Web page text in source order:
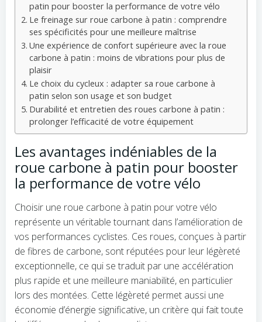
patin pour booster la performance de votre vélo
Le freinage sur roue carbone à patin : comprendre
ses spécificités pour une meilleure maîtrise
Une expérience de confort supérieure avec la roue
carbone à patin : moins de vibrations pour plus de
plaisir
Le choix du cycleux : adapter sa roue carbone à
patin selon son usage et son budget
Durabilité et entretien des roues carbone à patin :
prolonger l’efficacité de votre équipement
Les avantages indéniables de la
roue carbone à patin pour booster
la performance de votre vélo
Choisir une roue carbone à patin pour votre vélo
représente un véritable tournant dans l’amélioration de
vos performances cyclistes. Ces roues, conçues à partir
de fibres de carbone, sont réputées pour leur légèreté
exceptionnelle, ce qui se traduit par une accélération
plus rapide et une meilleure maniabilité, en particulier
lors des montées. Cette légèreté permet aussi une
économie d’énergie significative, un critère qui fait toute